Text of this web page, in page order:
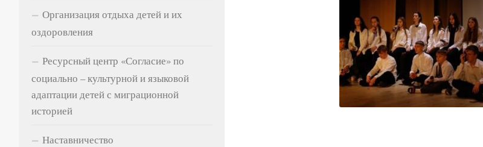
Организация отдыха детей и их
оздоровления
Ресурсный центр «Согласие» по
социально – культурной и языковой
адаптации детей с миграционной
историей
Наставничество